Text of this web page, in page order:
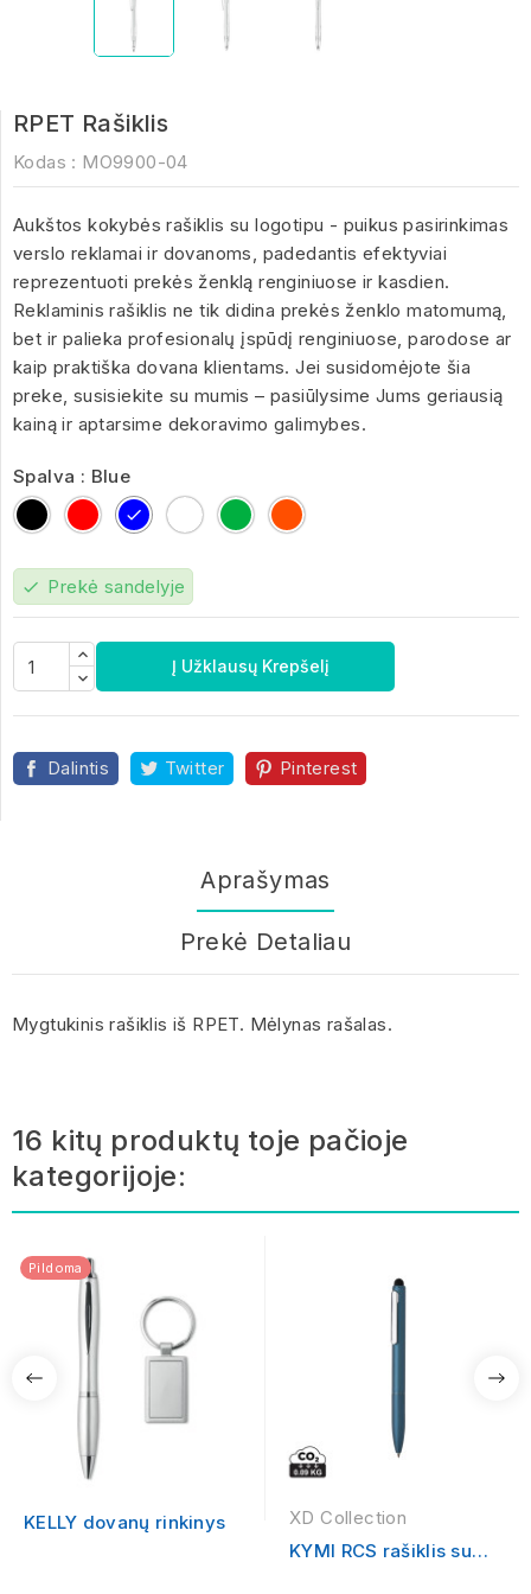
RPET Rašiklis
Kodas : MO9900-04
Aukštos kokybės rašiklis su logotipu - puikus pasirinkimas
verslo reklamai ir dovanoms, padedantis efektyviai
reprezentuoti prekės ženklą renginiuose ir kasdien.
Reklaminis rašiklis ne tik didina prekės ženklo matomumą,
bet ir palieka profesionalų įspūdį renginiuose, parodose ar
kaip praktiška dovana klientams. Jei susidomėjote šia
preke, susisiekite su mumis – pasiūlysime Jums geriausią
kainą ir aptarsime dekoravimo galimybes.
Spalva : Blue
BlackRed Blue Transparent
GreenOrange
check Prekė sandelyje
Į Užklausų Krepšelį
Dalintis Twitter Pinterest
Aprašymas
Prekė Detaliau
Mygtukinis rašiklis iš RPET. Mėlynas rašalas.
16 kitų produktų toje pačioje
kategorijoje:
Pildoma
KELLY dovanų rinkinys
XD Collection
KYMI RCS rašiklis su